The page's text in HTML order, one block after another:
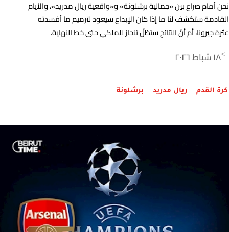
نحن أمام صراع بين «جمالية برشلونة» و«واقعية ريال مدريد»، والأيام
القادمة ستكشف لنا ما إذا كان الإبداع سيعود لترميم ما أفسدته
عثرة جيرونا، أم أنّ النتائج ستظلّ تنحاز للملكي حتى خط النهاية.
>١٨ شباط ٢٠٢٦
كرة القدم ريال مدريد برشلونة